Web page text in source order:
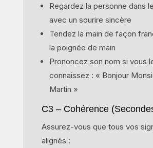
Regardez la personne dans
avec un sourire sincère
Tendez la main de façon
la poignée de main
Prononcez son nom si vous
connaissez : « Bonjour
Martin »
C3 – Cohérence
Assurez-vous que tous vos
alignés :